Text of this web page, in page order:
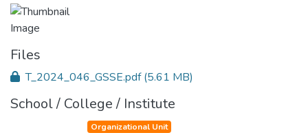
Files
T_2024_046_GSSE.pdf(5.61 MB)
School / College / Institute
Organizational Unit